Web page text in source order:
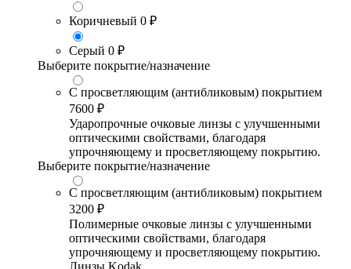
Коричневый 0 ₽
Серый 0 ₽
Выберите покрытие/назначение
С просветляющим (антибликовым) покрытием
7600 ₽
Ударопрочные очковые линзы с улучшенными
оптическими свойствами, благодаря
упрочняющему и просветляющему покрытию.
Выберите покрытие/назначение
С просветляющим (антибликовым) покрытием
3200 ₽
Полимерные очковые линзы с улучшенными
оптическими свойствами, благодаря
упрочняющему и просветляющему покрытию.